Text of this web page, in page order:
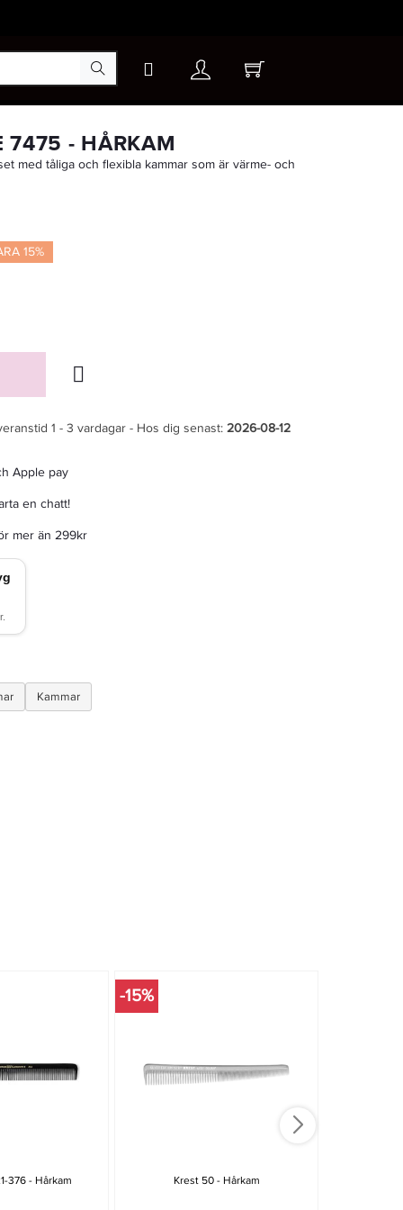
7475 - HÅRKAM
med tåliga och flexibla kammar som är värme- och
15%
1 - 3 vardagar - Hos dig senast: 2026-08-12
Apple pay
en chatt!
mer än 299kr
Kammar
376 - Hårkam
-15%
Krest 50 - Hårkam